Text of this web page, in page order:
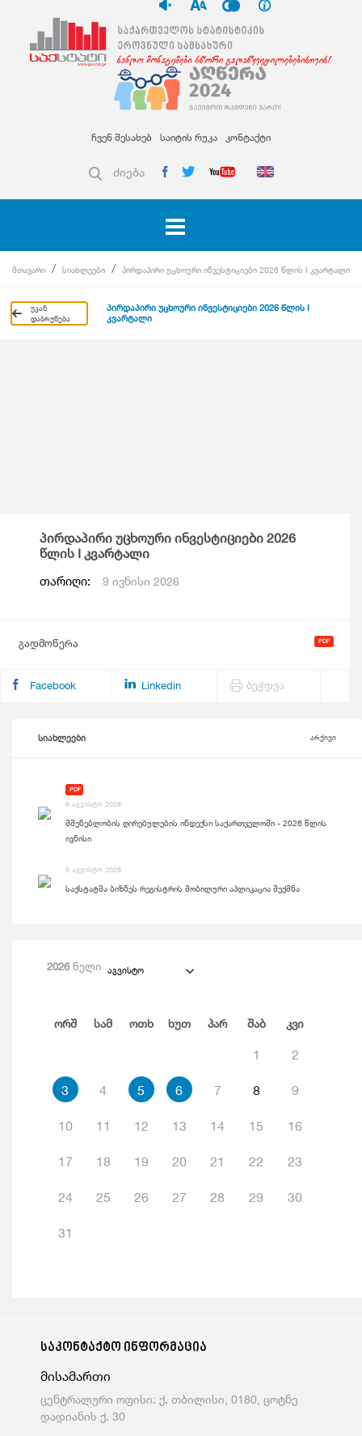
ჩვენ შესახებ საიტის რუკა კონტაქტი
ძიება
მთავარი სიახლეები პირდაპირი უცხოური ინვესტიციები 2026 წლის I კვარტალი
უკან
დაბრუნება
პირდაპირი უცხოური ინვესტიციები 2026 წლის I
კვარტალი
პირდაპირი უცხოური ინვესტიციები 2026
წლის I კვარტალი
თარიღი: 9 ივნისი 2026
გადმოწერა
Facebook Linkedin ბეჭდვა
სიახლეები არქივი
PDF
6 აგვისტო 2026
მშენებლობის ღირებულების ინდექსი საქართველოში - 2026 წლის
ივნისი
5 აგვისტო 2026
საქსტატმა ბიზნეს რეგისტრის მობილური აპლიკაცია შექმნა
2026წელი აგვისტო
Ორშ Სამ Ოთხ Ხუთ Პარ Შაბ Კვი
1 2
3 4 5 6 7 8 9
10 11 12 13 14 15 16
17 18 19 20 21 22 23
24 25 26 27 28 29 30
31
საკონტაქტო ინფორმაცია
მისამართი
ცენტრალური ოფისი: ქ. თბილისი, 0180, ცოტნე
დადიანის ქ. 30